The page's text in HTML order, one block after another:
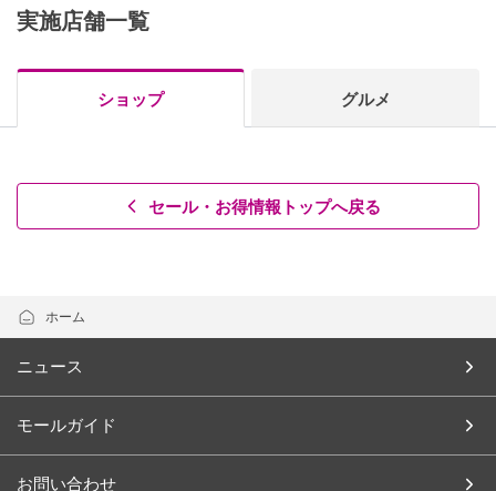
実施店舗一覧
ショップ グルメ
セール・お得情報トップへ戻る
ホーム
ニュース
モールガイド
お問い合わせ